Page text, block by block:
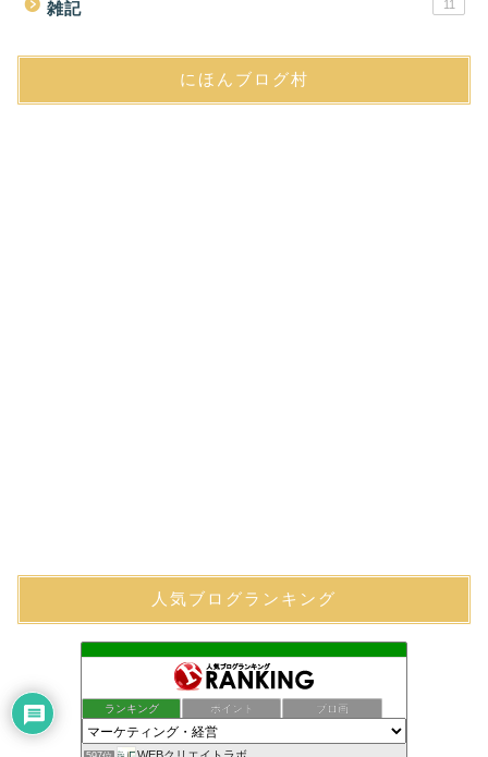
雑記 11
にほんブログ村
人気ブログランキング
ランキング ポイント ブロ画